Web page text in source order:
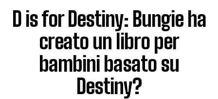
D is for Destiny: Bungie ha
creato un libro per
bambini basato su
Destiny?